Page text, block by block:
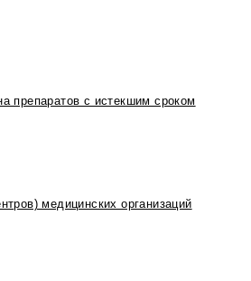
препаратов с истекшим сроком
медицинских организаций